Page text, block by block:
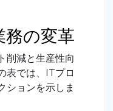
の変革
削減と生産性向
表では、ITプロ
ションを示しま